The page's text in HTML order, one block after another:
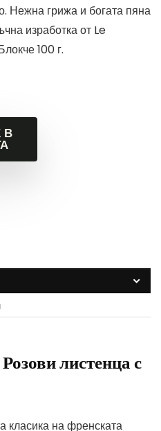
Нежна грижа и богата пяна
изработка от Le
100 г.
В
листенца с
класика на френската